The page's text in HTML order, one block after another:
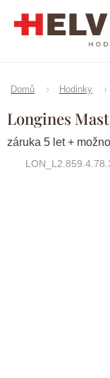
Domů Hodinky
Longines
záruka 5 let +